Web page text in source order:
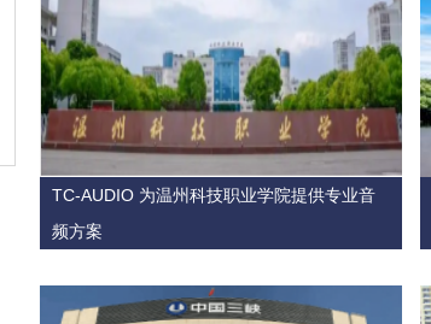
TC-AUDIO 为温州科技职业学院提供专业音
频方案